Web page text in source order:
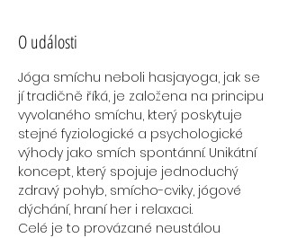
O události
Jóga smíchu neboli hasjayoga, jak se
jí tradičně říká, je založena na principu
vyvolaného smíchu, který poskytuje
stejné fyziologické a psychologické
výhody jako smích spontánní. Unikátní
koncept, který spojuje jednoduchý
zdravý pohyb, smícho-cviky, jógové
dýchání, hraní her i relaxaci.
Celé je to provázané neustálou